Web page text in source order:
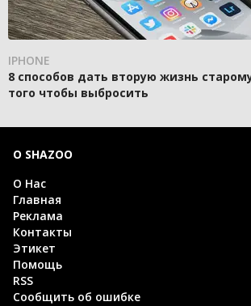
IPHONE
8 способов дать вторую жизнь
того чтобы выбросить
О SHAZOO
О Нас
Главная
Реклама
Контакты
Этикет
Помощь
RSS
Сообщить об ошибке